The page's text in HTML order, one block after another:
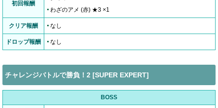
初回報酬
わざのアメ (赤) ★3 ×1
クリア報酬 なし
ドロップ報酬 なし
チャレンジバトルで勝負！2 [SUPER EXPERT]
BOSS